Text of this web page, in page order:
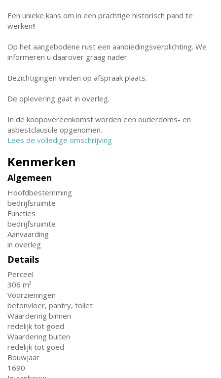
Een unieke kans om in een prachtige historisch pand te
werken!!
Op het aangebodene rust een aanbiedingsverplichting. We
informeren u daarover graag nader.
Bezichtigingen vinden op afspraak plaats.
De oplevering gaat in overleg.
In de koopovereenkomst worden een ouderdoms- en
asbestclausule opgenomen.
Lees de volledige omschrijving
Kenmerken
Algemeen
Hoofdbestemming
bedrijfsruimte
Functies
bedrijfsruimte
Aanvaarding
in overleg
Details
Perceel
306 m²
Voorzieningen
betonvloer, pantry, toilet
Waardering binnen
redelijk tot goed
Waardering buiten
redelijk tot goed
Bouwjaar
1690